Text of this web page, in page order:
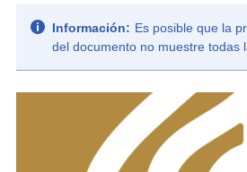
Información: Es posible que la
del documento no muestre todas